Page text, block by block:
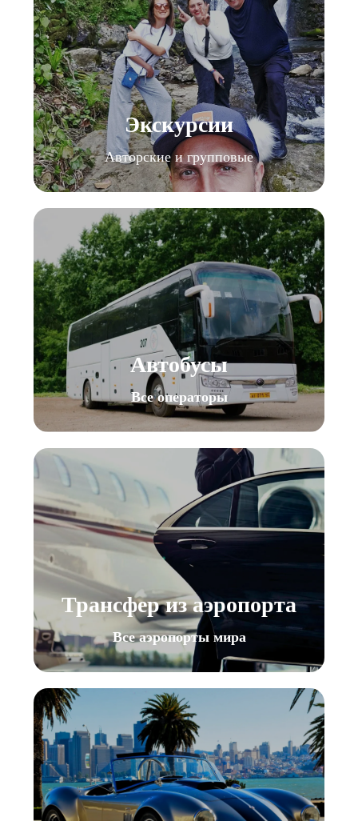
Экскурсии
Авторские и групповые
Автобусы
Все операторы
Трансфер из аэропорта
Все аэропорты мира